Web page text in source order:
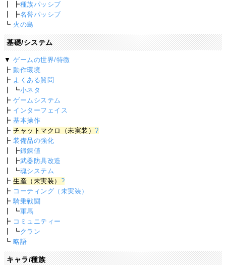
┃ ┣種族パッシブ
┃ ┣名誉パッシブ
┗ 火の島
基礎/システム
▼ゲームの世界/特徴
┣動作環境
┣ よくある質問
┃ ┗小ネタ
┣ゲームシステム
┣ インターフェイス
┣基本操作
┣チャットマクロ（未実装）?
┣装備品の強化
┃ ┣鍛錬値
┃ ┣武器防具改造
┃ ┗魂システム
┣生産（未実装） ?
┣ コーティング（未実装）
┣騎乗戦闘
┃ ┗軍馬
┣ コミュニティー
┃ ┗クラン
┗略語
キャラ/種族